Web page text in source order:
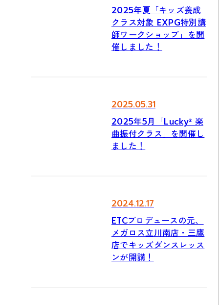
2025年夏「キッズ養成
クラス対象 EXPG特別講
師ワークショップ」を開
催しました！
2025.05.31
2025年5月「Lucky² 楽
曲振付クラス」を開催し
ました！
2024.12.17
ETCプロデュースの元、
メガロス立川南店・三鷹
店でキッズダンスレッス
ンが開講！